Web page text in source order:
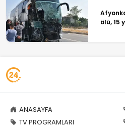
ölü, 15
ANASAYFA
TV PROGRAMLARI